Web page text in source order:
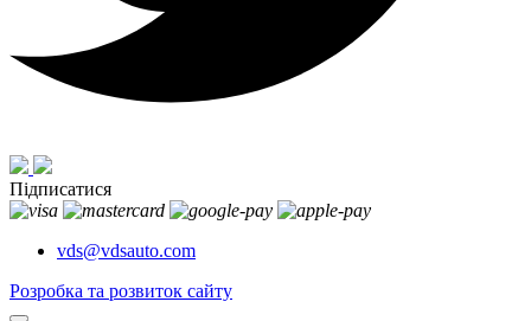
Підписатися
vds@vdsauto.com
Розробка та розвиток сайту